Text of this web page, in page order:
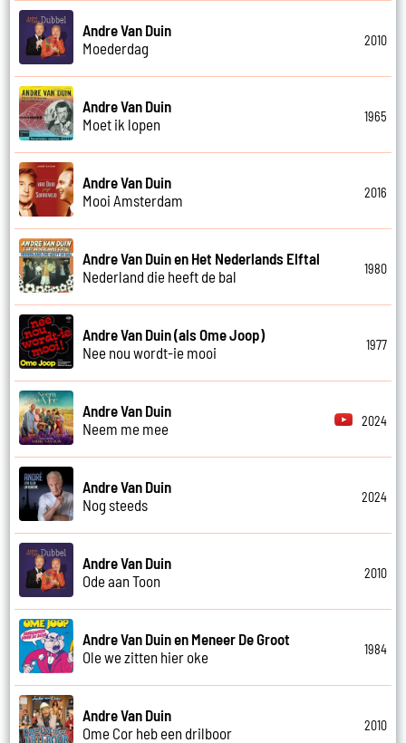
Andre Van Duin
Moederdag
2010
Andre Van Duin
Moet ik lopen
1965
Andre Van Duin
Mooi Amsterdam
2016
Andre Van Duin en Het Nederlands Elftal
Nederland die heeft de bal
1980
Andre Van Duin (als Ome Joop)
Nee nou wordt-ie mooi
1977
Andre Van Duin
Neem me mee
2024
Andre Van Duin
Nog steeds
2024
Andre Van Duin
Ode aan Toon
2010
Andre Van Duin en Meneer De Groot
Ole we zitten hier oke
1984
Andre Van Duin
Ome Cor heb een drilboor
2010